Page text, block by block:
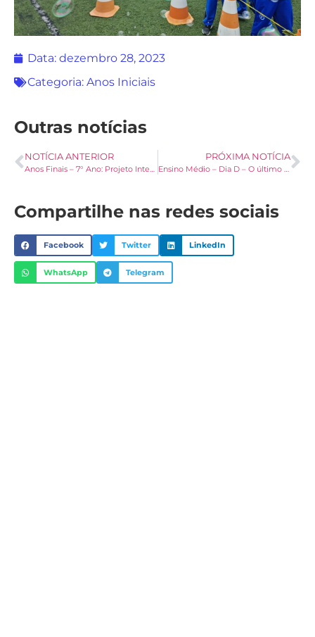
Data: dezembro 28, 2023
Categoria: Anos Iniciais
Outras notícias
NOTÍCIA ANTERIOR
Anos Finais – 7° Ano: Projeto Interdisciplinar Arte e Espanhol
PRÓXIMA NOTÍCIA
Ensino Médio – Dia D – O último do Terceirão
Compartilhe nas redes sociais
Facebook Twitter LinkedIn
WhatsApp Telegram